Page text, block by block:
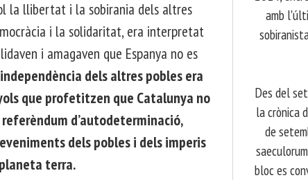
la llibertat i la sobirania dels altres
i la solidaritat, era interpretat
i amagaven que Espanya no es
dels altres pobles era
que profetitzen que Catalunya no
d’autodeterminació,
dels pobles i dels imperis
terra.
amb
Des del
la crònica
de
bloc es